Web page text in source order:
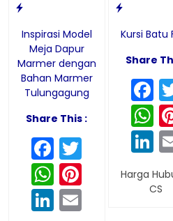
Inspirasi Model
Meja Dapur
Marmer dengan
Bahan Marmer
Tulungagung
Share This :
Facebook
Twitter
WhatsApp
LinkedIn
Kursi Batu
Share
Harga
CS